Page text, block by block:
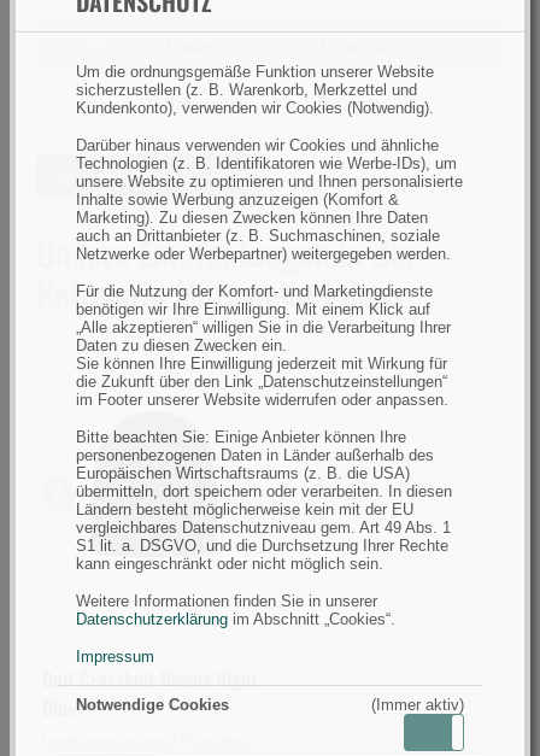
Um die ordnungsgemäße Funktion unserer Website
sicherzustellen (z. B. Warenkorb, Merkzettel und
Kundenkonto), verwenden wir Cookies (Notwendig).
Darüber hinaus verwenden wir Cookies und ähnliche
Technologien (z. B. Identifikatoren wie Werbe-IDs), um
unsere Website zu optimieren und Ihnen personalisierte
Inhalte sowie Werbung anzuzeigen (Komfort &
Marketing). Zu diesen Zwecken können Ihre Daten
auch an Drittanbieter (z. B. Suchmaschinen, soziale
Netzwerke oder Werbepartner) weitergegeben werden.
Für die Nutzung der Komfort- und Marketingdienste
benötigen wir Ihre Einwilligung. Mit einem Klick auf
„Alle akzeptieren“ willigen Sie in die Verarbeitung Ihrer
Daten zu diesen Zwecken ein.
Sie können Ihre Einwilligung jederzeit mit Wirkung für
die Zukunft über den Link „Datenschutzeinstellungen“
im Footer unserer Website widerrufen oder anpassen.
Bitte beachten Sie: Einige Anbieter können Ihre
personenbezogenen Daten in Länder außerhalb des
Europäischen Wirtschaftsraums (z. B. die USA)
übermitteln, dort speichern oder verarbeiten. In diesen
Ländern besteht möglicherweise kein mit der EU
vergleichbares Datenschutzniveau gem. Art 49 Abs. 1
S1 lit. a. DSGVO, und die Durchsetzung Ihrer Rechte
kann eingeschränkt oder nicht möglich sein.
Weitere Informationen finden Sie in unserer
Datenschutzerklärung im Abschnitt „Cookies“.
Impressum
Notwendige Cookies (Immer aktiv)
nach
nach
Farbe
filtern
Jahreszeit
Jahreszeit Winter
Ähnliche Artikel suchen
Unsere Empfehlungen in der
Kategorie Mützen und Caps
Beanie
Night
Blue
(Bild
Previous Next
Buff Crossknit Beanie Night